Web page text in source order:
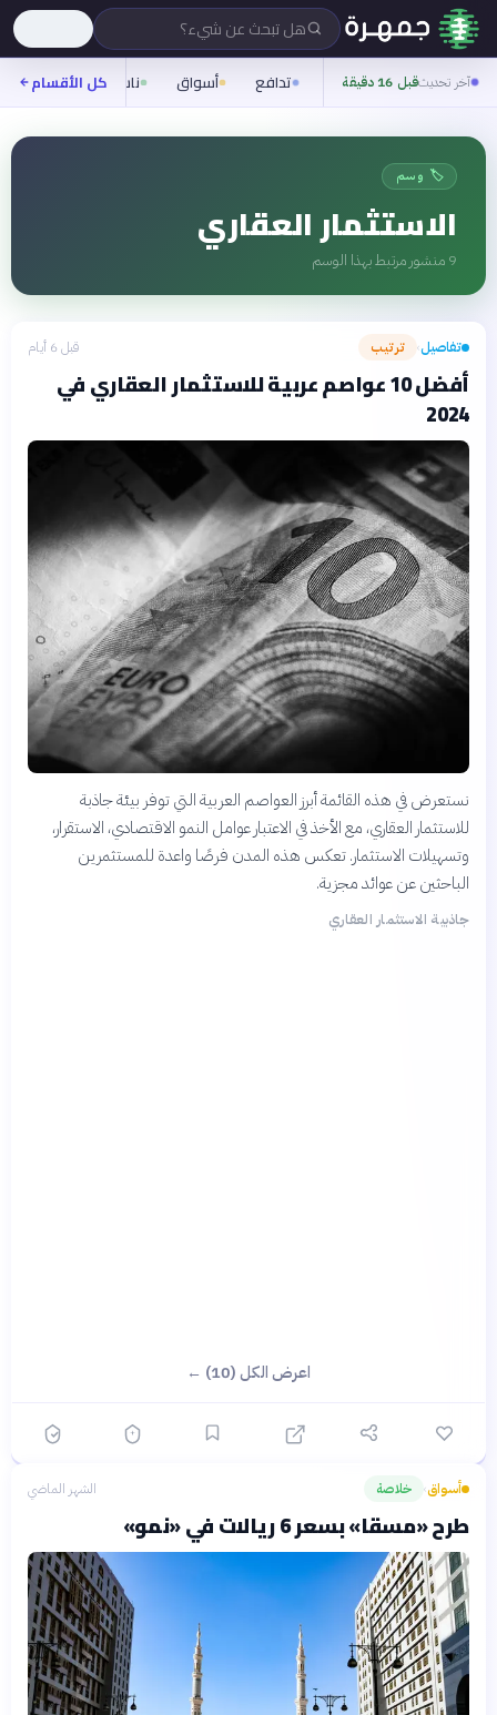
هل تبحث عن شيء؟
آخر تحديثقبل 16 دقيقة تدافع أسواق ناس روح
كل الأقسام
🏷️ وسم
الاستثمار العقاري
9 منشور مرتبط بهذا الوسم
تفاصيل› ترتيب قبل 6 أيام
أفضل 10 عواصم عربية للاستثمار العقاري في
2024
نستعرض في هذه القائمة أبرز العواصم العربية التي توفر بيئة جاذبة
للاستثمار العقاري، مع الأخذ في الاعتبار عوامل النمو الاقتصادي، الاستقرار،
وتسهيلات الاستثمار. تعكس هذه المدن فرصًا واعدة للمستثمرين
الباحثين عن عوائد مجزية.
جاذبية الاستثمار العقاري
اعرض الكل (10) ←
أسواق› خلاصة الشهر الماضي
طرح «مسقا» بسعر 6 ريالات في «نمو»